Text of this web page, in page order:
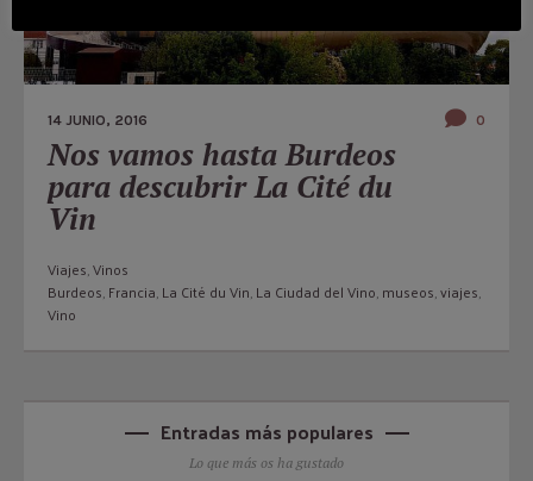
14 JUNIO, 2016 0
Nos vamos hasta Burdeos
para descubrir La Cité du
Vin
Viajes,Vinos
Burdeos,Francia,La Cité du Vin,La Ciudad del Vino,museos,viajes,
Vino
Entradas más populares
Lo que más os ha gustado